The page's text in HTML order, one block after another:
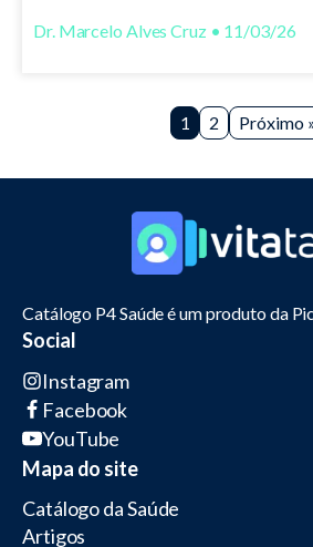
Dr. Marcelo Alves Cruz • 11/03/26
1 2 Próximo
Catálogo P4 Saúde é um produto da
Social
Instagram
Facebook
YouTube
Mapa do site
Catálogo da Saúde
Artigos